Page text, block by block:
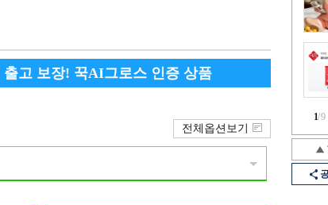
1/9
고 보장! 꾹AI그로스 인증 상품
전체옵션보기